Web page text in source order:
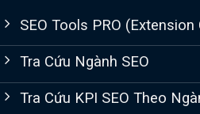
SEO Tools PRO (Extension
Tra Cứu Ngành SEO
Tra Cứu KPI SEO Theo